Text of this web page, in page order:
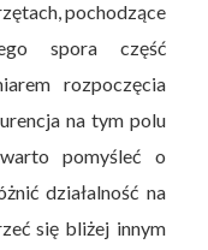
pochodzące
spora część
rozpoczęcia
na tym polu
pomyśleć o
działalność na
się bliżej innym